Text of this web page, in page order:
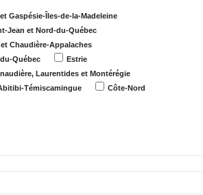
Gaspésie-Îles-de-la-Madeleine
Jean et Nord-du-Québec
Chaudière-Appalaches
Québec
Estrie
Laurentides et Montérégie
Témiscamingue Côte-Nord